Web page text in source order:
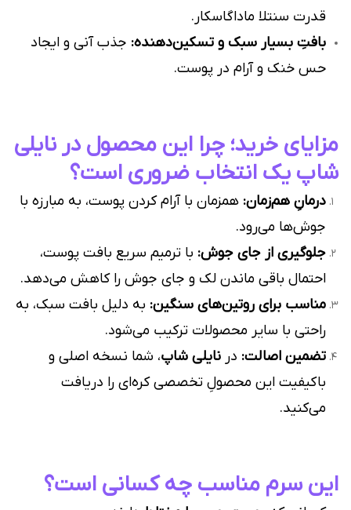
قدرت سنتلا ماداگاسکار.
بافتِ بسیار سبک و تسکین‌دهنده: جذب آنی و ایجاد
حس خنک و آرام در پوست.
مزایای خرید؛ چرا این محصول در نایلی
شاپ یک انتخاب ضروری است؟
درمانِ هم‌زمان: همزمان با آرام کردن پوست، به مبارزه با
جوش‌ها می‌رود.
جلوگیری از جای جوش: با ترمیم سریع بافت پوست،
احتمال باقی ماندن لک و جای جوش را کاهش می‌دهد.
مناسب برای روتین‌های سنگین: به دلیل بافت سبک، به
راحتی با سایر محصولات ترکیب می‌شود.
تضمین اصالت: در نایلی شاپ، شما نسخه اصلی و
باکیفیت این محصولِ تخصصی کره‌ای را دریافت
می‌کنید.
این سرم مناسب چه کسانی است؟